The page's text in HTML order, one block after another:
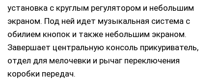
установка с круглым регулятором и небольшим
экраном. Под ней идет музыкальная система с
обилием кнопок и также небольшим экраном.
Завершает центральную консоль прикуриватель,
отдел для мелочевки и рычаг переключения
коробки передач.